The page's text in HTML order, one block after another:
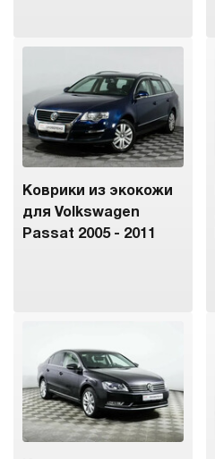
Коврики из экокожи
для Volkswagen
Passat 2005 - 2011